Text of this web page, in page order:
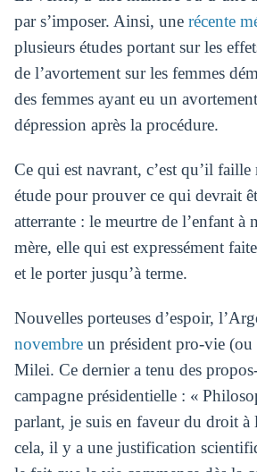
par s’imposer. Ainsi, une récente
plusieurs études portant sur les
de l’avortement sur les femmes
des femmes ayant eu un
dépression après la procédure.
Ce qui est navrant, c’est qu’il faille
étude pour prouver ce qui devrait
atterrante : le meurtre de l’enfant à
mère, elle qui est expressément
et le porter jusqu’à terme.
Nouvelles porteuses d’espoir,
novembreun président pro-vie (ou
Milei. Ce dernier a tenu des
campagne présidentielle : «
parlant, je suis en faveur du droit à
cela, il y a une justification